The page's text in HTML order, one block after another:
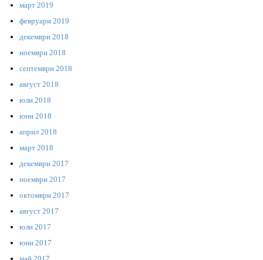
март 2019
февруари 2019
декември 2018
ноември 2018
септември 2018
август 2018
юли 2018
юни 2018
април 2018
март 2018
декември 2017
ноември 2017
октомври 2017
август 2017
юли 2017
юни 2017